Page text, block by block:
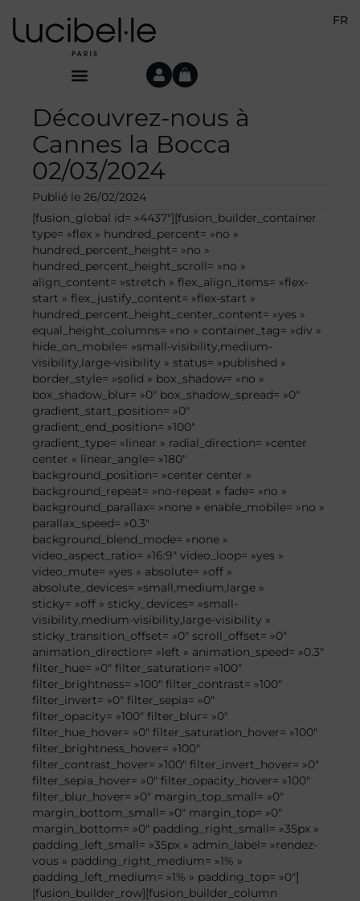
FR
Découvrez-nous à
Cannes la Bocca
02/03/2024
Publié le 26/02/2024
[fusion_global id= »4437″][fusion_builder_container
type= »flex » hundred_percent= »no »
hundred_percent_height= »no »
hundred_percent_height_scroll= »no »
align_content= »stretch » flex_align_items= »flex-
start » flex_justify_content= »flex-start »
hundred_percent_height_center_content= »yes »
equal_height_columns= »no » container_tag= »div »
hide_on_mobile= »small-visibility,medium-
visibility,large-visibility » status= »published »
border_style= »solid » box_shadow= »no »
box_shadow_blur= »0″ box_shadow_spread= »0″
gradient_start_position= »0″
gradient_end_position= »100″
gradient_type= »linear » radial_direction= »center
center » linear_angle= »180″
background_position= »center center »
background_repeat= »no-repeat » fade= »no »
background_parallax= »none » enable_mobile= »no »
parallax_speed= »0.3″
background_blend_mode= »none »
video_aspect_ratio= »16:9″ video_loop= »yes »
video_mute= »yes » absolute= »off »
absolute_devices= »small,medium,large »
sticky= »off » sticky_devices= »small-
visibility,medium-visibility,large-visibility »
sticky_transition_offset= »0″ scroll_offset= »0″
animation_direction= »left » animation_speed= »0.3″
filter_hue= »0″ filter_saturation= »100″
filter_brightness= »100″ filter_contrast= »100″
filter_invert= »0″ filter_sepia= »0″
filter_opacity= »100″ filter_blur= »0″
filter_hue_hover= »0″ filter_saturation_hover= »100″
filter_brightness_hover= »100″
filter_contrast_hover= »100″ filter_invert_hover= »0″
filter_sepia_hover= »0″ filter_opacity_hover= »100″
filter_blur_hover= »0″ margin_top_small= »0″
margin_bottom_small= »0″ margin_top= »0″
margin_bottom= »0″ padding_right_small= »35px »
padding_left_small= »35px » admin_label= »rendez-
vous » padding_right_medium= »1% »
padding_left_medium= »1% » padding_top= »0″]
[fusion_builder_row][fusion_builder_column